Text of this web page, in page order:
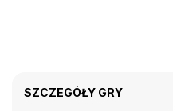
SZCZEGÓŁY GRY